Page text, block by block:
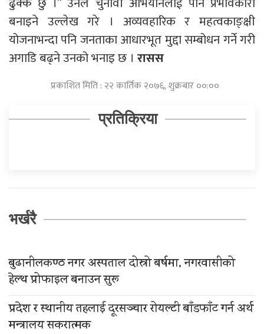
बनाइने उल्लेख गरे । अव्यवहारिक र महत्वकाङ्क्षी
योजनाभन्दा पनि जनताका आधारभूत मुद्दा सम्बोधन गर्ने गरी
अगाडि बढ्ने उनको भनाइ छ । रासस
प्रकाशित मिति : २२ कार्तिक २०७६, शुक्रबार ००:००
प्रतिक्रिया
भर्खरै
बुढानीलकण्ठ नगर अस्पताल दोस्रो बर्षमा, नगरवासीको
हेल्थ प्रोफाइल बनाउन सुरू
प्रदेश र स्थानीय तहलाई दूरसञ्चार रोयल्टी बाँडफाँट गर्न अर्थ
मन्त्रालय सकरात्मक